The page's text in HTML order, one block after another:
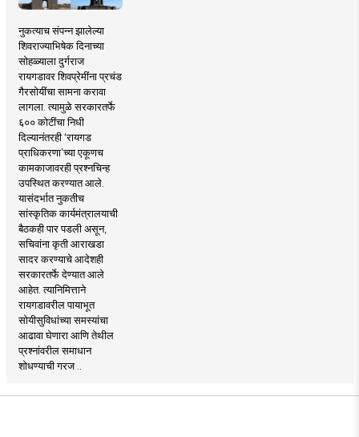
नुकत्याच संपन्न झालेल्या
शिवराज्याभिषेक दिनाच्या
सोहळ्याला दुर्गराज
रायगडावर शिवप्रेमींना प्रचंड
गैरसोयींचा सामना करावा
लागला. त्यामुळे सरकारतर्फे
६०० कोटींचा निधी
दिल्यानंतरही ‘रायगड
प्राधिकरणा’च्या एकूणच
कामकाजावरही प्रश्नचिन्ह
उपस्थित करण्यात आले.
यासंदर्भात नुकतीच
सांस्कृतिक कार्यमंत्रालयाची
बैठकही पार पडली असून,
सचिवांना कृती आराखडा
सादर करण्याचे आदेशही
सरकारतर्फे देण्यात आले
आहेत. त्यानिमित्ताने
रायगडावरील पायाभूत
सोयीसुविधांच्या समस्यांचा
आढावा घेणारा आणि तेथील
प्रश्नांवरील समाधान
शोधण्याची गरज ..